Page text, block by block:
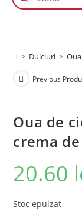
> Dulciuri >
Previous
Oua de
crema
20.60
Stoc epuizat